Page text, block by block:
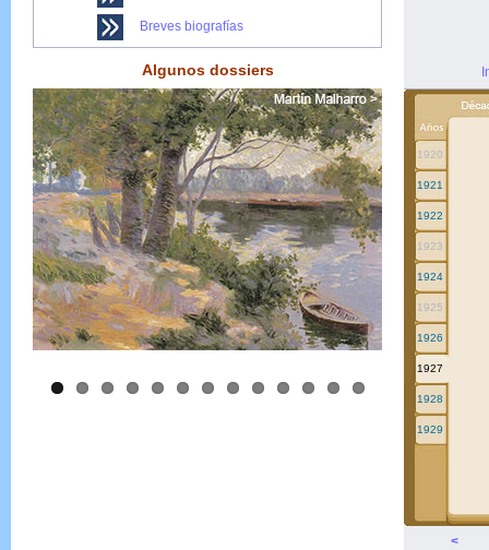
Breves biografías
Algunos dossiers
1920
1921
1922
1923
1924
1925
1926
1927
1928
1929
<